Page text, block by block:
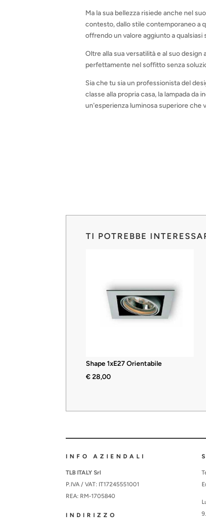
Ma la sua bellezza risiede anche nel
contesto, dallo stile contemporaneo a
offrendo un valore aggiunto a qualsiasi
Oltre alla sua versatilità e al suo
perfettamente nel soffitto senza
Sia che tu sia un professionista del
classe alla propria casa, la lampada
un'esperienza luminosa superiore che
TI POTREBBE
Shape 1xE27 Orientabile
€ 28,00
INFO AZIENDALI
TLB ITALY Srl
P.IVA / VAT: IT17245551001
REA: RM-1705840
INDIRIZZO